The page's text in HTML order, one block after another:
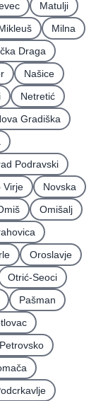
Matulji
Milna
Draga
Našice
Netretić
Gradiška
Podravski
Virje
Novska
Omišalj
Oroslavje
Otrić-Seoci
Pašman
Petrovsko